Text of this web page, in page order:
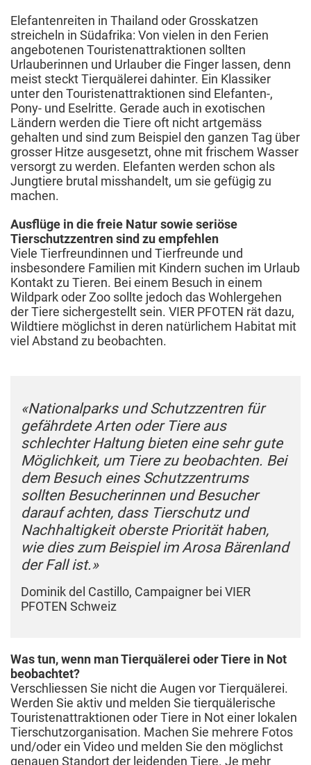
Elefantenreiten in Thailand oder Grosskatzen
streicheln in Südafrika: Von vielen in den Ferien
angebotenen Touristenattraktionen sollten
Urlauberinnen und Urlauber die Finger lassen, denn
meist steckt Tierquälerei dahinter. Ein Klassiker
unter den Touristenattraktionen sind Elefanten-,
Pony- und Eselritte. Gerade auch in exotischen
Ländern werden die Tiere oft nicht artgemäss
gehalten und sind zum Beispiel den ganzen Tag über
grosser Hitze ausgesetzt, ohne mit frischem Wasser
versorgt zu werden. Elefanten werden schon als
Jungtiere brutal misshandelt, um sie gefügig zu
machen.
Ausflüge in die freie Natur sowie seriöse
Tierschutzzentren sind zu empfehlen
Viele Tierfreundinnen und Tierfreunde und
insbesondere Familien mit Kindern suchen im Urlaub
Kontakt zu Tieren. Bei einem Besuch in einem
Wildpark oder Zoo sollte jedoch das Wohlergehen
der Tiere sichergestellt sein. VIER PFOTEN rät dazu,
Wildtiere möglichst in deren natürlichem Habitat mit
viel Abstand zu beobachten.
«Nationalparks und Schutzzentren für
gefährdete Arten oder Tiere aus
schlechter Haltung bieten eine sehr gute
Möglichkeit, um Tiere zu beobachten. Bei
dem Besuch eines Schutzzentrums
sollten Besucherinnen und Besucher
darauf achten, dass Tierschutz und
Nachhaltigkeit oberste Priorität haben,
wie dies zum Beispiel im Arosa Bärenland
der Fall ist.»
Dominik del Castillo, Campaigner bei VIER
PFOTEN Schweiz
Was tun, wenn man Tierquälerei oder Tiere in Not
beobachtet?
Verschliessen Sie nicht die Augen vor Tierquälerei.
Werden Sie aktiv und melden Sie tierquälerische
Touristenattraktionen oder Tiere in Not einer lokalen
Tierschutzorganisation. Machen Sie mehrere Fotos
und/oder ein Video und melden Sie den möglichst
genauen Standort der leidenden Tiere. Je mehr